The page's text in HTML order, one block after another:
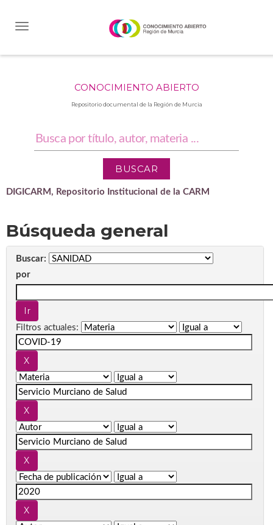
CONOCIMIENTO ABIERTO
Repositorio documental de la Región de Murcia
DIGICARM, Repositorio Institucional de la CARM
Búsqueda general
Buscar:
por
Filtros actuales: